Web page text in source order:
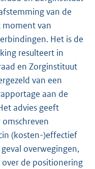
van de
moment van
Het is de
resulteert in
en Zorginstituut
van een
aan de
advies geeft
(kosten-)effectief
overwegingen,
de positionering